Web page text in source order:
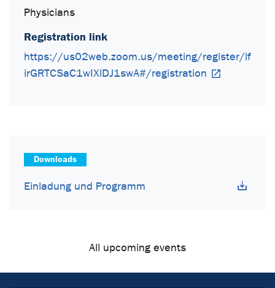
Physicians
Registration link
https://us02web.zoom.us/meeting/register/lf
irGRTCSaC1wIXlDJ1swA#/registration
Downloads
Einladung und Programm
All upcoming events